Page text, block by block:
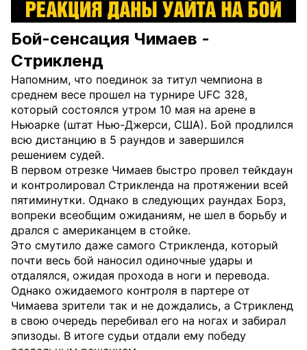
Бой-сенсация Чимаев -
Стрикленд
Напомним, что поединок за титул чемпиона в
среднем весе прошел на турнире UFC 328,
который состоялся утром 10 мая на арене в
Ньюарке (штат Нью-Джерси, США). Бой продлился
всю дистанцию в 5 раундов и завершился
решением судей.
В первом отрезке Чимаев быстро провел тейкдаун
и контролировал Стрикленда на протяжении всей
пятиминутки. Однако в следующих раундах Борз,
вопреки всеобщим ожиданиям, не шел в борьбу и
дрался с американцем в стойке.
Это смутило даже самого Стрикленда, который
почти весь бой наносил одиночные удары и
отдалялся, ожидая прохода в ноги и перевода.
Однако ожидаемого контроля в партере от
Чимаева зрители так и не дождались, а Стрикленд
в свою очередь перебивал его на ногах и забирал
эпизоды. В итоге судьи отдали ему победу